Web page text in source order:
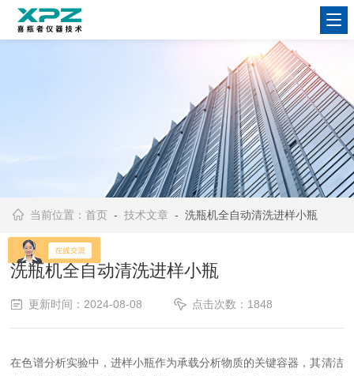
当前位置：首页 -技术文章 - 洗瓶机全自动清洗进样小瓶
洗瓶机全自动清洗进样小瓶
更新时间：2024-08-08 点击次数：1848
在色谱分析实验中，进样小瓶作为承载分析物质的关键容器，其清洁